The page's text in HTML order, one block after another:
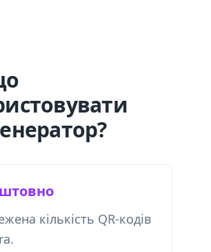
кількість QR-кодів